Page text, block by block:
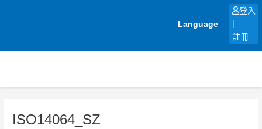
Language
登入
註冊
ISO14064_SZ